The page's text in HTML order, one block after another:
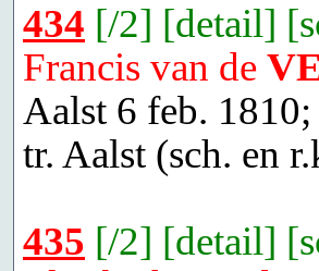
434 [/2] [detail] [
Francis van de
Aalst 6 feb.
tr. Aalst (sch. en
435 [/2] [detail] [